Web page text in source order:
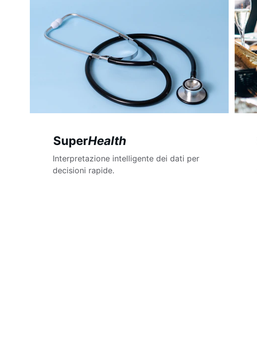
SuperHealth
Interpretazione intelligente dei dati per
decisioni rapide.